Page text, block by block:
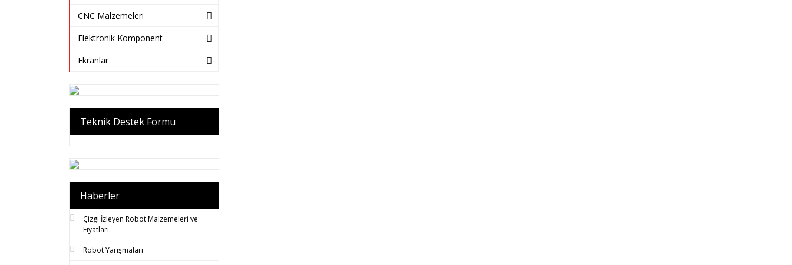
CNC Malzemeleri
Elektronik Komponent
Ekranlar
Teknik Destek Formu
Haberler
Çizgi İzleyen Robot Malzemeleri ve
Fiyatları
Robot Yarışmaları